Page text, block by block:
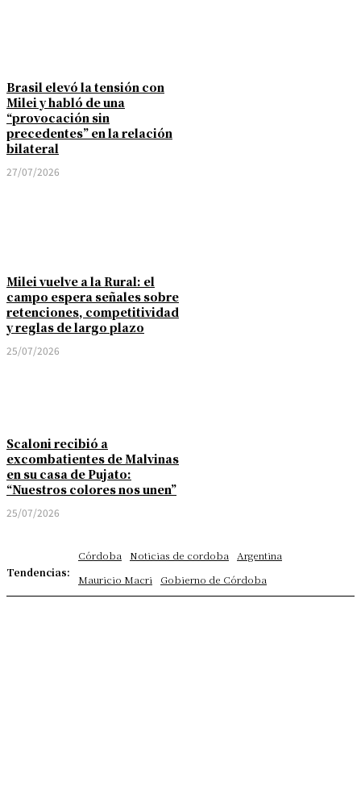
Brasil elevó la tensión con
Milei y habló de una
“provocación sin
precedentes” en la relación
bilateral
27/07/2026
Milei vuelve a la Rural: el
campo espera señales sobre
retenciones, competitividad
y reglas de largo plazo
25/07/2026
Scaloni recibió a
excombatientes de Malvinas
en su casa de Pujato:
“Nuestros colores nos unen”
25/07/2026
Tendencias:
Córdoba Noticias de cordoba
Argentina
Mauricio Macri
Gobierno de Córdoba